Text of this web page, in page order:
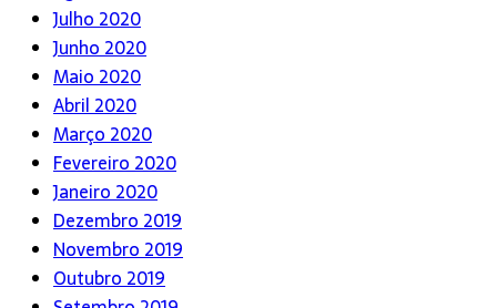
Julho 2020
Junho 2020
Maio 2020
Abril 2020
Março 2020
Fevereiro 2020
Janeiro 2020
Dezembro 2019
Novembro 2019
Outubro 2019